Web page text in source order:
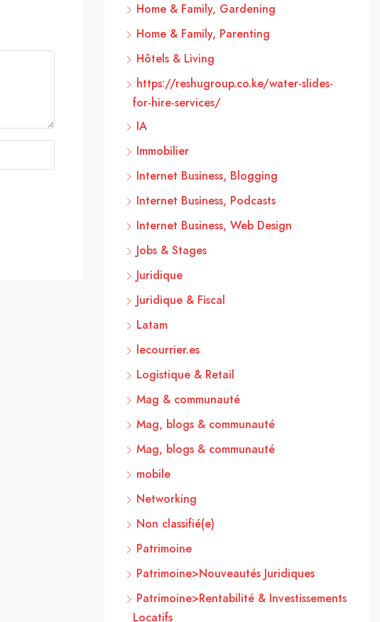
Home & Family, Gardening
Home & Family, Parenting
Hôtels & Living
https://reshugroup.co.ke/water-slides-
for-hire-services/
IA
Immobilier
Internet Business, Blogging
Internet Business, Podcasts
Internet Business, Web Design
Jobs & Stages
Juridique
Juridique & Fiscal
Latam
lecourrier.es
Logistique & Retail
Mag & communauté
Mag, blogs & communauté
Mag, blogs & communauté
mobile
Networking
Non classifié(e)
Patrimoine
Patrimoine>Nouveautés Juridiques
Patrimoine>Rentabilité & Investissements
Locatifs